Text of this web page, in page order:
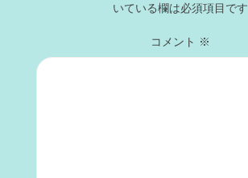
いている欄は必須項目です
コメント ※